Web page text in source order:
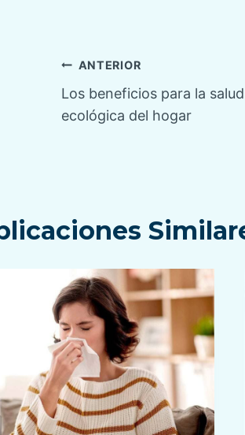
Navegación
de
ANTERIOR
Los beneficios para la
ecológica del hogar